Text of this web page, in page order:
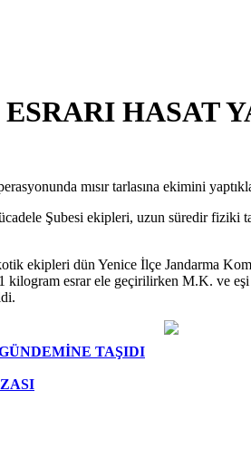
HASAT
mısır tarlasına ekimini
Şubesi ekipleri, uzun süredir fiziki
ekipleri dün Yenice İlçe Jandarma
esrar ele geçirilirken M.K. ve
TAŞIDI